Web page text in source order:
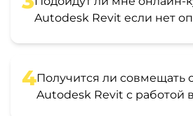
Autodesk Revit если нет
4Получится ли совмещать
Autodesk Revit с работой